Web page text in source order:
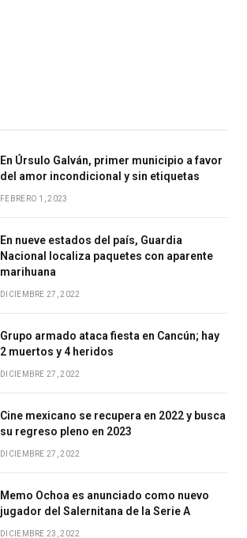
En Úrsulo Galván, primer municipio a favor
del amor incondicional y sin etiquetas
FEBRERO 1, 2023
En nueve estados del país, Guardia
Nacional localiza paquetes con aparente
marihuana
DICIEMBRE 27, 2022
Grupo armado ataca fiesta en Cancún; hay
2 muertos y 4 heridos
DICIEMBRE 27, 2022
Cine mexicano se recupera en 2022 y busca
su regreso pleno en 2023
DICIEMBRE 27, 2022
Memo Ochoa es anunciado como nuevo
jugador del Salernitana de la Serie A
DICIEMBRE 23, 2022